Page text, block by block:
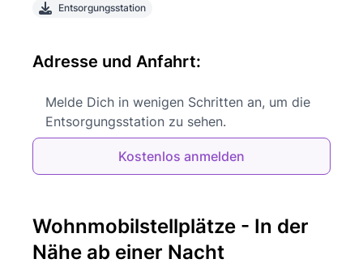
Entsorgungsstation
Adresse und Anfahrt:
Melde Dich in wenigen Schritten an, um die
Entsorgungsstation zu sehen.
Kostenlos anmelden
Wohnmobilstellplätze - In der
Nähe ab einer Nacht